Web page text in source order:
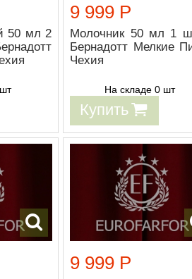
50 мл 2
9 999 Р
Молочник 50 мл 1
Бернадотт Мелкие
Чехия
На складе 0 шт
Купить
9 999 Р